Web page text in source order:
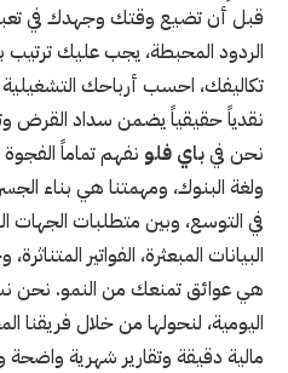
قبل أن تضيع وقتك وجهدك في
الردود المحبطة، يجب عليك ترتيب
تكاليفك، احسب أرباحك
نقدياً حقيقياً يضمن سداد القرض
نحن فيباي فلو نفهم تماماً الفجوة
ولغة البنوك، ومهمتنا هي بناء
في التوسع، وبين متطلبات الجهات
البيانات المبعثرة، الفواتير
هي عوائق تمنعك من النمو. نحن
اليومية، لنحولها من خلال فريقنا
مالية دقيقة وتقارير شهرية واضحة